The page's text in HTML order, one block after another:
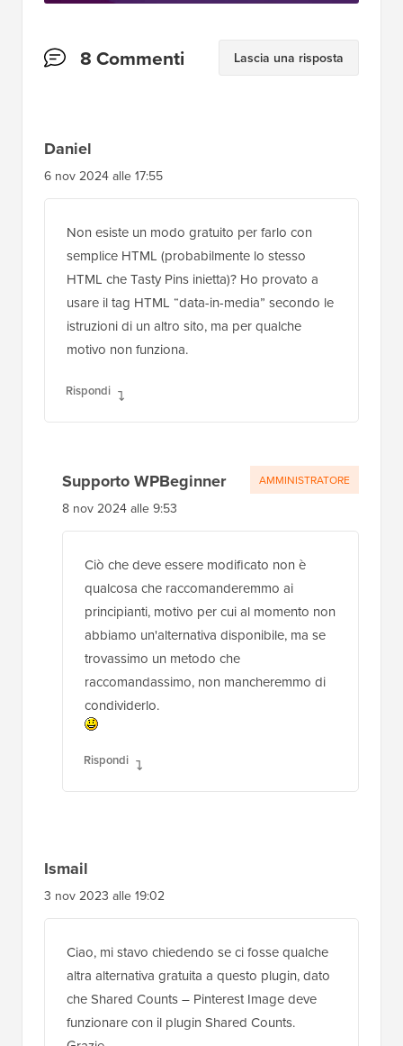
Interazioni
8 Commenti Lascia una risposta
Daniel
6 nov 2024 alle 17:55
Non esiste un modo gratuito per farlo con
semplice HTML (probabilmente lo stesso
HTML che Tasty Pins inietta)? Ho provato a
usare il tag HTML “data-in-media” secondo le
istruzioni di un altro sito, ma per qualche
motivo non funziona.
Rispondi
Supporto WPBeginner
8 nov 2024 alle 9:53
Ciò che deve essere modificato non è
qualcosa che raccomanderemmo ai
principianti, motivo per cui al momento non
abbiamo un'alternativa disponibile, ma se
trovassimo un metodo che
raccomandassimo, non mancheremmo di
condividerlo.
Rispondi
AMMINISTRATORE
Ismail
3 nov 2023 alle 19:02
Ciao, mi stavo chiedendo se ci fosse qualche
altra alternativa gratuita a questo plugin, dato
che Shared Counts – Pinterest Image deve
funzionare con il plugin Shared Counts.